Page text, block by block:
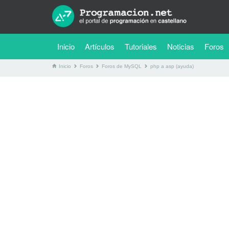
Inicio Artículos Tutoriales (current)
Noticias Foros
Inicio Foros Foros de MySQL php a asp (ayuda)